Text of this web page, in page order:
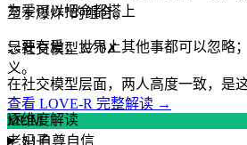
至于爆炸"的组合。
🤝社交模型3✓0✗
在社交模型层面，两人高度一致，是
逐维度解读
S1自尊自信
为爱可以把命都搭上
只要有爱，世界上其他事都可以忽略
义。
查看 LOVE-R 完整解读 →
MUM
老妈子